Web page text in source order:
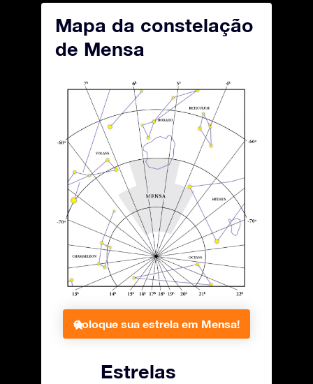
Mapa da constelação
de Mensa
Coloque sua estrela em Mensa!
Estrelas